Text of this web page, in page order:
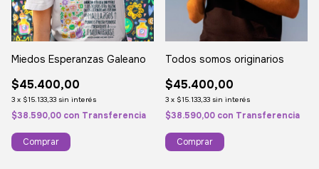
Miedos Esperanzas Galeano
$45.400,00
3 x $15.133,33 sin interés
$38.590,00 con Transferencia
Comprar
Todos somos originarios
$45.400,00
3 x $15.133,33 sin interés
$38.590,00 con Transferencia
Comprar